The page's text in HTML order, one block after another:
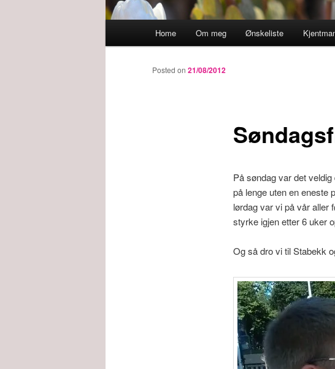
Home Om meg Ønskeliste
Posted on 21/08/2012
På søndag var det
på lenge uten en eneste
lørdag var vi på vår aller
styrke igjen etter 6 uker
Og så dro vi til Stabekk